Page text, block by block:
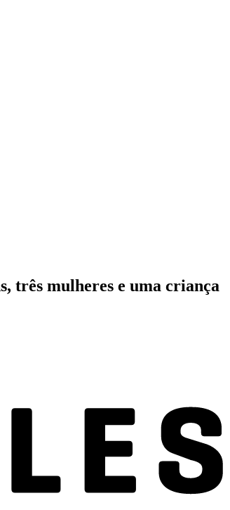
três mulheres e uma criança